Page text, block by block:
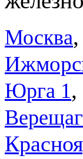
Москва,
Юрга 1,